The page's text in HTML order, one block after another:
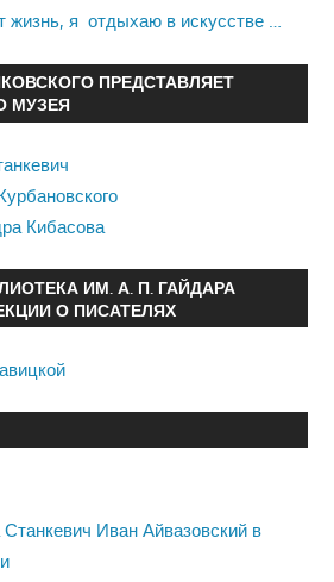
жизнь, я отдыхаю в искусстве …
ПРЕДСТАВЛЯЕТ
МУЗЕЯ
Кибасова
ИМ. А. П. ГАЙДАРА
О ПИСАТЕЛЯХ
Иван Айвазовский в